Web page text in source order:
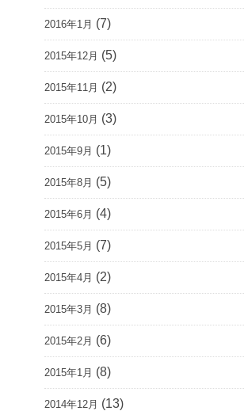
2016年1月 (7)
2015年12月 (5)
2015年11月 (2)
2015年10月 (3)
2015年9月 (1)
2015年8月 (5)
2015年6月 (4)
2015年5月 (7)
2015年4月 (2)
2015年3月 (8)
2015年2月 (6)
2015年1月 (8)
2014年12月 (13)